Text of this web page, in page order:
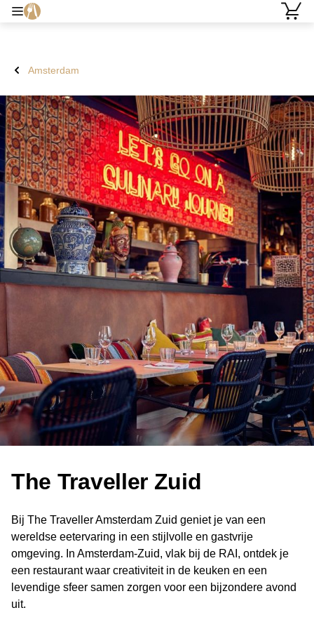
Amsterdam
The Traveller Zuid
Bij The Traveller Amsterdam Zuid geniet je van een
wereldse eetervaring in een stijlvolle en gastvrije
omgeving. In Amsterdam-Zuid, vlak bij de RAI, ontdek je
een restaurant waar creativiteit in de keuken en een
levendige sfeer samen zorgen voor een bijzondere avond
uit.